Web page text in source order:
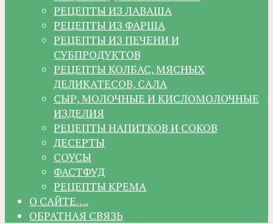
РЕЦЕПТЫ ИЗ ЛАВАША
РЕЦЕПТЫ ИЗ ФАРША
РЕЦЕПТЫ ИЗ ПЕЧЕНИ И
СУБПРОДУКТОВ
РЕЦЕПТЫ КОЛБАС, МЯСНЫХ
ДЕЛИКАТЕСОВ, САЛА
СЫР, МОЛОЧНЫЕ И КИСЛОМОЛОЧНЫЕ
ИЗДЕЛИЯ
РЕЦЕПТЫ НАПИТКОВ И СОКОВ
ДЕСЕРТЫ
СОУСЫ
ФАСТФУД
РЕЦЕПТЫ КРЕМА
О САЙТЕ….
ОБРАТНАЯ СВЯЗЬ